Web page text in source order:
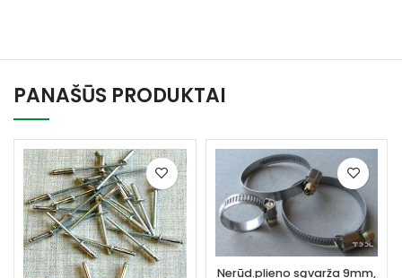
PANAŠŪS PRODUKTAI
Nerūd.plieno sąvarža 9mm,